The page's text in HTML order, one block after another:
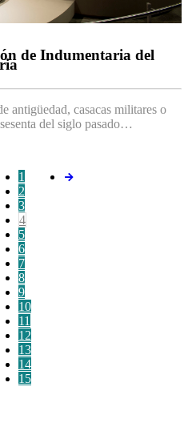
de Indumentaria del
antigüedad, casacas militares o
del siglo pasado…
1
2
3
4
5
6
7
8
9
10
11
12
13
14
15